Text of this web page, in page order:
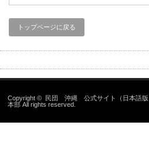
トップページに戻る
Copyright © 民団 沖縄 公式サイト（日本語
本部 All rights reserved.